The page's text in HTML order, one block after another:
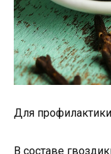
Для
В составе